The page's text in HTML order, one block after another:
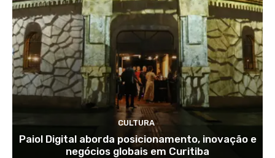
CULTURA
Paiol Digital aborda posicionamento, inovação e
negócios globais em Curitiba